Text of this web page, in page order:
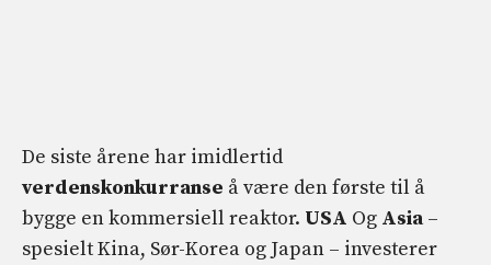
De siste årene har imidlertid
verdenskonkurranse å være den første til å
bygge en kommersiell reaktor. USA Og Asia –
spesielt Kina, Sør-Korea og Japan – investerer